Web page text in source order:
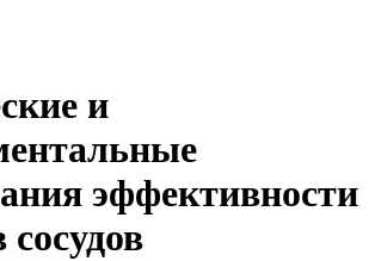
и
эффективности